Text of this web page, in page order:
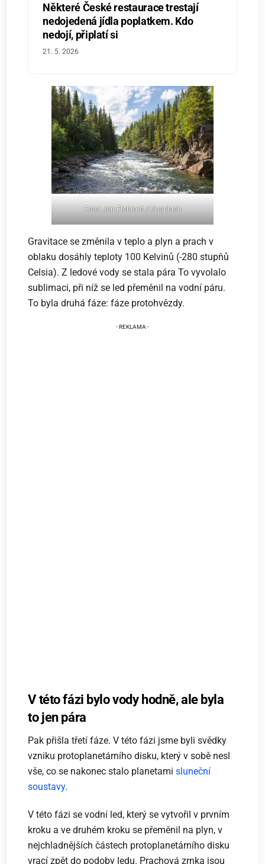
Některé České restaurace trestají
nedojedená jídla poplatkem. Kdo
nedojí, připlatí si
21. 5. 2026
Foto: Jon Flobrant / Unsplash
Gravitace se změnila v teplo a plyn a prach v
oblaku dosáhly teploty 100 Kelvinů (-280 stupňů
Celsia). Z ledové vody se stala pára To vyvolalo
sublimaci, při níž se led přeměnil na vodní páru.
To byla druhá fáze: fáze protohvězdy.
V této fázi bylo vody hodně, ale byla
to jen pára
Pak přišla třetí fáze. V této fázi jsme byli svědky
vzniku protoplanetárního disku, který v sobě nesl
vše, co se nakonec stalo planetamisluneční
soustavy.
V této fázi se vodní led, který se vytvořil v prvním
kroku a ve druhém kroku se přeměnil na plyn, v
nejchladnějších částech protoplanetárního disku
vrací zpět do podoby ledu. Prachová zrnka jsou